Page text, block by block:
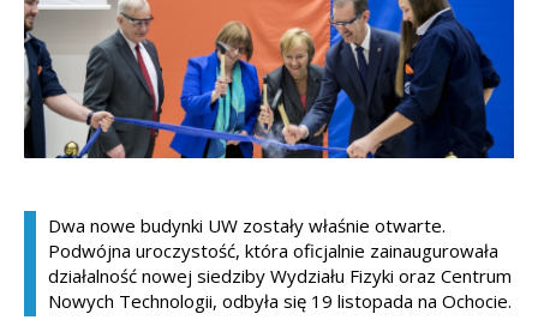
Kandydat
Absolwent
Dwa nowe budynki UW zostały właśnie otwarte.
Podwójna uroczystość, która oficjalnie zainaugurowała
działalność nowej siedziby Wydziału Fizyki oraz Centrum
Nowych Technologii, odbyła się 19 listopada na Ochocie.